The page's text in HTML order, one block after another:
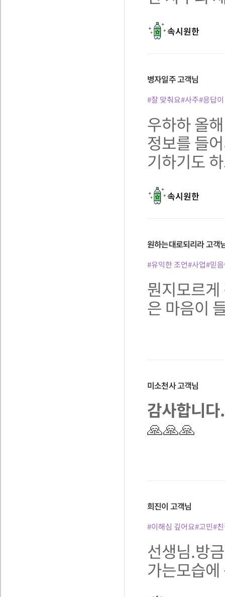
속시원한
병자일주고객님
#잘 맞춰요#사주#응답
우하하 올
정보를 들
기하기도
속시원한
원하는대로되리라고객
#유익한 조언#사업#믿
뭔지모르
은 마음이
미소천사고객님
감사합니다.
🙏🙏🙏
희진이 고객님
#이해심 깊어요#고민#
선생님.방
가는모습